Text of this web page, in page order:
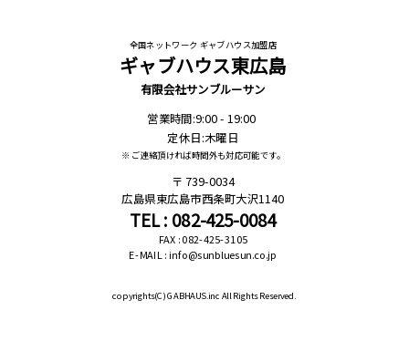
全国ネットワーク ギャブハウス加盟店
ギャブハウス東広島
有限会社サンブルーサン
営業時間:9:00 - 19:00
定休日:木曜日
※ ご連絡頂ければ時間外も対応可能です。
739-0034
広島県東広島市西条町大沢1140
TEL : 082-425-0084
FAX : 082-425-3105
E-MAIL : info@sunbluesun.co.jp
copyrights(C)GABHAUS.inc All Rights Reserved.